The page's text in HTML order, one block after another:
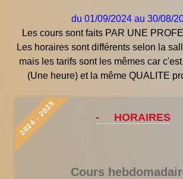
du 01/09/2024 au 30/08/
Les cours sont faits PAR UNE
Les horaires sont différents selon la
mais les tarifs sont les mêmes car
(Une heure) et la même QUALITE
2024 - 2025 - HORAIRES
Cours